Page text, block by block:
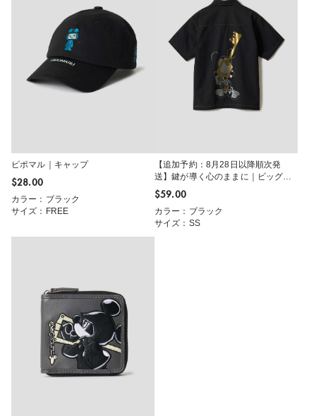
ピポマル｜キャップ
$‌28.00
カラー：ブラック
サイズ：FREE
【追加予約：8月28日以降順次発
送】鍵が導く心のままに｜ビッグシ
ルエット半袖シャツ
$‌59.00
カラー：ブラック
サイズ：SS